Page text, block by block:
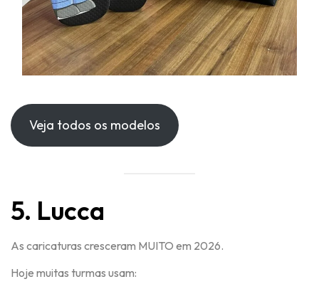
Veja todos os modelos
5. Lucca
As caricaturas cresceram MUITO em 2026.
Hoje muitas turmas usam: